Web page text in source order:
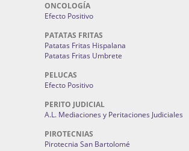
ONCOLOGÍA
Efecto Positivo
PATATAS FRITAS
Patatas Fritas Hispalana
Patatas Fritas Umbrete
PELUCAS
Efecto Positivo
PERITO JUDICIAL
A.L. Mediaciones y Peritaciones Judiciales
PIROTECNIAS
Pirotecnia San Bartolomé